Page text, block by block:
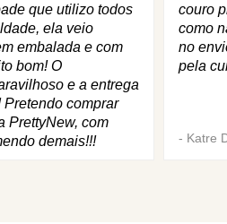
que utilizo todos
ela veio
embalada e com
bom! O
e a entrega
comprar
PrettyNew, com
demais!!!
couro
como
no
pela
- Katre